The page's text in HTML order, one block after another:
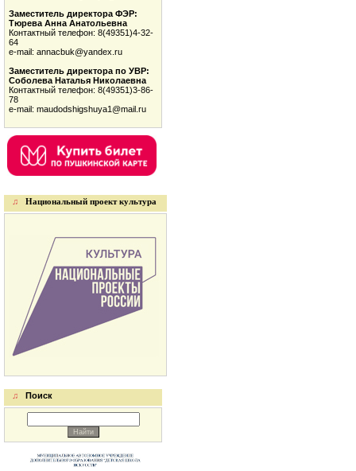
Заместитель директора ФЭР:
Тюрева Анна Анатольевна
Контактный телефон: 8(49351)4-32-
64
e-mail: annacbuk@yandex.ru
Заместитель директора по УВР:
Соболева Наталья Николаевна
Контактный телефон: 8(49351)3-86-
78
e-mail: maudodshigshuya1@mail.ru
♫ Национальный проект культура
♫ Поиск